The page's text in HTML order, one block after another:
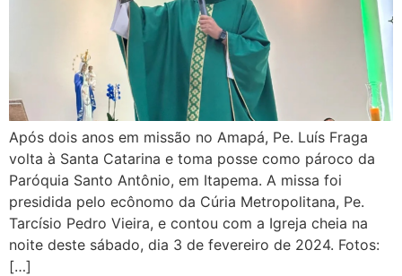
Após dois anos em missão no Amapá, Pe. Luís Fraga
volta à Santa Catarina e toma posse como pároco da
Paróquia Santo Antônio, em Itapema. A missa foi
presidida pelo ecônomo da Cúria Metropolitana, Pe.
Tarcísio Pedro Vieira, e contou com a Igreja cheia na
noite deste sábado, dia 3 de fevereiro de 2024. Fotos:
[…]